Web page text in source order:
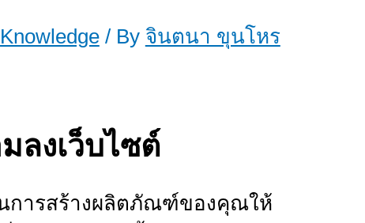
Knowledge/ By จินตนา ขุนโหร
ลงเว็บไซต์
การสร้างผลิตภัณฑ์ของคุณให้